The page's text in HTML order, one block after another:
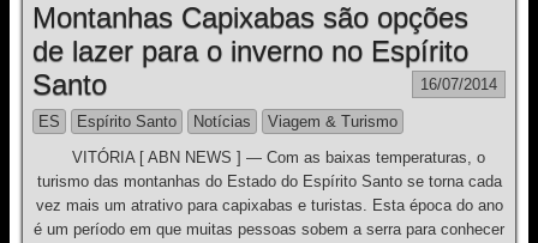
Montanhas Capixabas são opções
de lazer para o inverno no Espírito
Santo
16/07/2014
ES Espírito Santo Notícias
Viagem & Turismo
VITÓRIA [ ABN NEWS ] — Com as baixas temperaturas, o
turismo das montanhas do Estado do Espírito Santo se torna cada
vez mais um atrativo para capixabas e turistas. Esta época do ano
é um período em que muitas pessoas sobem a serra para conhecer